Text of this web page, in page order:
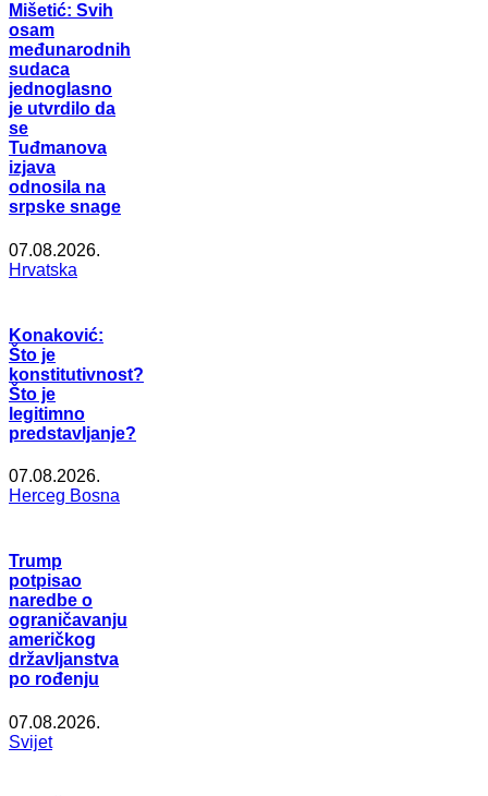
Mišetić: Svih
osam
međunarodnih
sudaca
jednoglasno
je utvrdilo da
se
Tuđmanova
izjava
odnosila na
srpske snage
07.08.2026.
Hrvatska
Konaković:
Što je
konstitutivnost?
Što je
legitimno
predstavljanje?
07.08.2026.
Herceg Bosna
Trump
potpisao
naredbe o
ograničavanju
američkog
državljanstva
po rođenju
07.08.2026.
Svijet